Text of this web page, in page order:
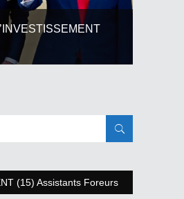
(15) Assistants Foreurs